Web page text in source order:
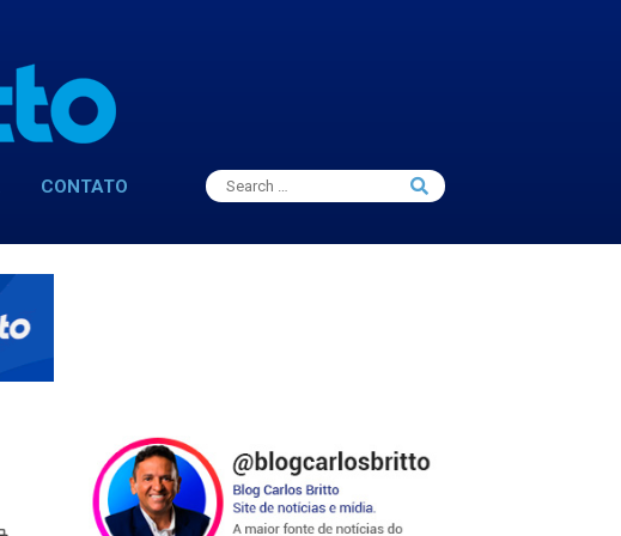
CONTATO
Search
for:
Search